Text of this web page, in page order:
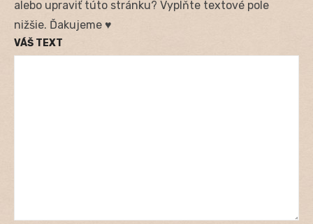
alebo upraviť túto stránku? Vyplňte textové pole
nižšie. Ďakujeme ♥
VÁŠ TEXT